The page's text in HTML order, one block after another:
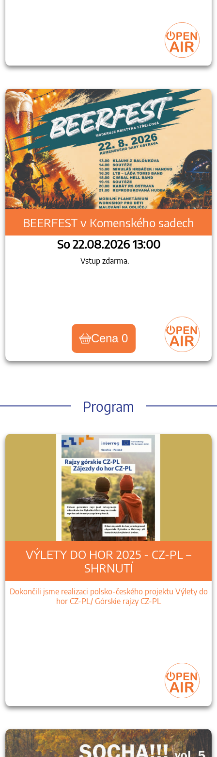
BEERFEST v Komenského sadech
So 22.08.2026 13:00
Vstup zdarma.
Cena 0
Program
VÝLETY DO HOR 2025 - CZ-PL –
SHRNUTÍ
Dokončili jsme realizaci polsko-českého projektu Výlety do
hor CZ-PL/ Górskie rajzy CZ-PL